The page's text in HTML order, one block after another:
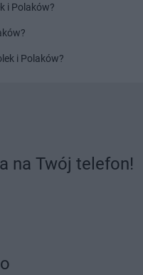
i Polaków?
i Polaków?
na Twój telefon!